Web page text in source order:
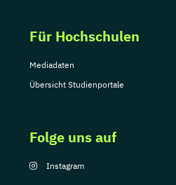
Für Hochschulen
Mediadaten
Übersicht Studienportale
Folge uns auf
Instagram